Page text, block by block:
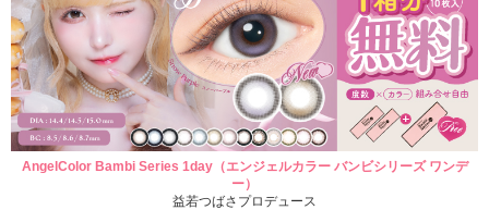
AngelColor Bambi Series 1day（エンジェルカラー バンビシリーズ ワンデ
ー）
益若つばさプロデュース